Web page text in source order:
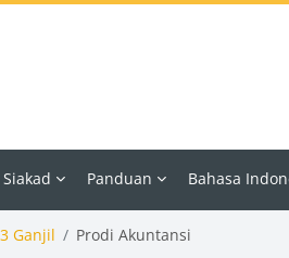
Panduan Bahasa
Ganjil Prodi Akuntansi